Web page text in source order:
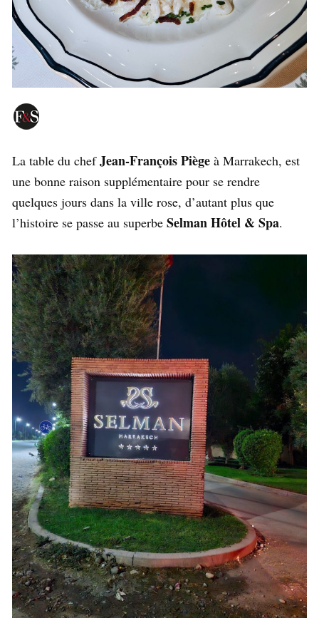
La table du chefJean-François Piège à Marrakech, est
une bonne raison supplémentaire pour se rendre
quelques jours dans la ville rose, d’autant plus que
l’histoire se passe au superbe Selman Hôtel & Spa.